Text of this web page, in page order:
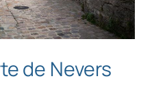
de Nevers